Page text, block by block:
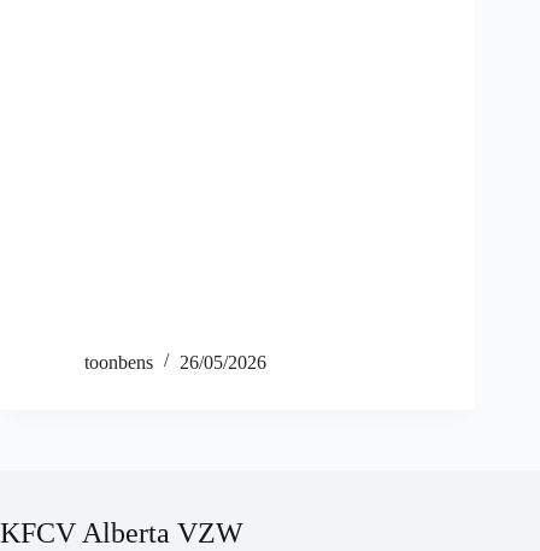
toonbens 26/05/2026
KFCV Alberta VZW